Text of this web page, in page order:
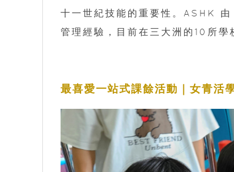
十一世紀技能的重要性。ASHK
管理經驗，目前在三大洲的10所
最喜愛一站式課餘活動｜女青活